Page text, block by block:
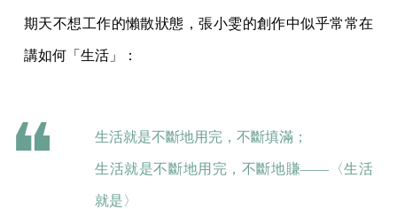
期天不想工作的懶散狀態，張小雯的創作中似乎常常在
講如何「生活」：
生活就是不斷地用完，不斷填滿；
生活就是不斷地用完，不斷地賺——〈生活
就是〉